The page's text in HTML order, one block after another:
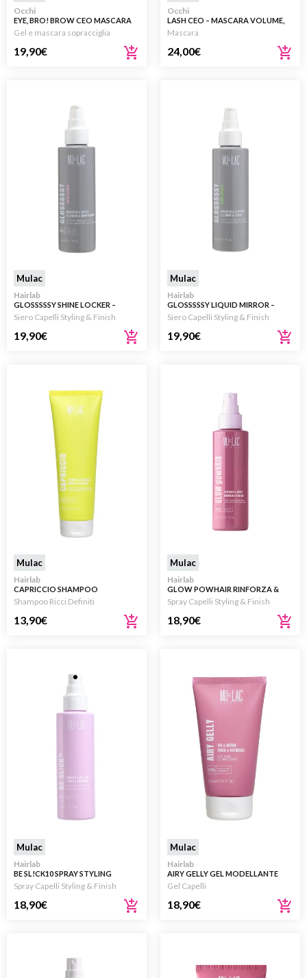
Occhi
EYE, BRO! BROW CEO MASCARA
Gel e mascara sopracciglia
19,90€
Occhi
LASH CEO – MASCARA VOLUME,
CURVATURA E DEFINIZIONE
Mascara
24,00€
Mulac
Hairlab
GLOSSSSSY SHINE LOCKER –
FLUIDO LAMINAZIONE SENZA
RISCIACQUO 150ML
Siero Capelli Styling & Finish
19,90€
Mulac
Hairlab
GLOSSSSSY LIQUID MIRROR –
SIERO LAMINAZIONE A
RISCIACQUO 150ML
Siero Capelli Styling & Finish
19,90€
Mulac
Hairlab
CAPRICCIO SHAMPOO
DISCIPLINANTE RICCI 250ML
Shampoo Ricci Definiti
13,90€
Mulac
Hairlab
GLOW POWHAIR RINFORZA &
LUCIDA – LATTE SPRAY
RINFORZANTE 150ML
Spray Capelli Styling & Finish
18,90€
Mulac
Hairlab
BE SL!CK10 SPRAY STYLING
LISCIANTE 150ML
Spray Capelli Styling & Finish
18,90€
Mulac
Hairlab
AIRY GELLY GEL MODELLANTE
150ML
Gel Capelli
18,90€